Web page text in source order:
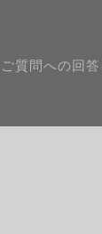
質問への回答